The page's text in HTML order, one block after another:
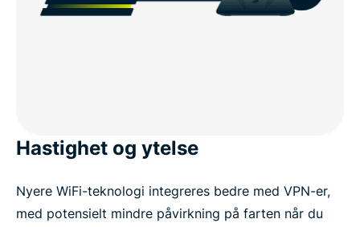
Hastighet og ytelse
Nyere WiFi-teknologi integreres bedre med VPN-er,
med potensielt mindre påvirkning på farten når du